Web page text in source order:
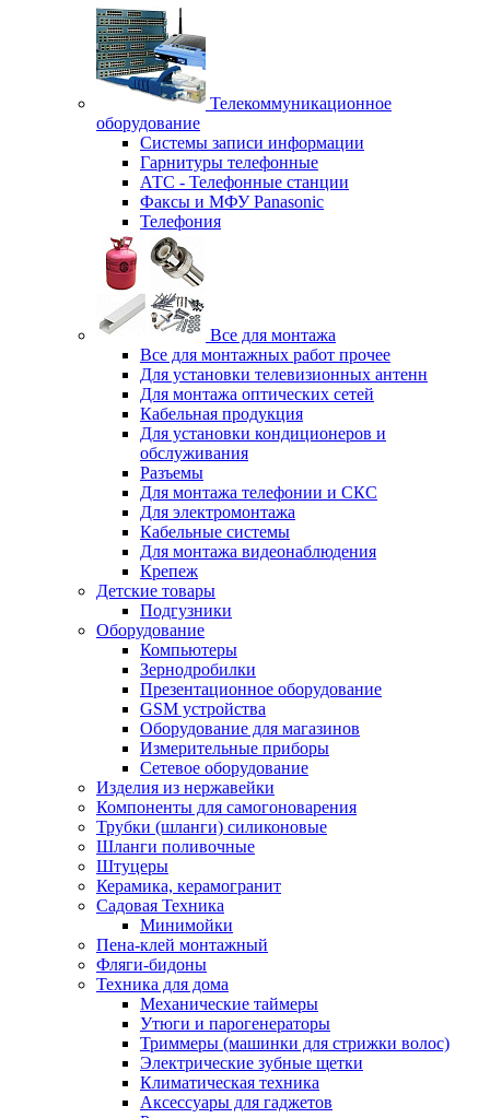
Телекоммуникационное
оборудование
Системы записи информации
Гарнитуры телефонные
АТС - Телефонные станции
Факсы и МФУ Panasonic
Телефония
Все для монтажа
Все для монтажных работ прочее
Для установки телевизионных антенн
Для монтажа оптических сетей
Кабельная продукция
Для установки кондиционеров и
обслуживания
Разъемы
Для монтажа телефонии и СКС
Для электромонтажа
Кабельные системы
Для монтажа видеонаблюдения
Крепеж
Детские товары
Подгузники
Оборудование
Компьютеры
Зернодробилки
Презентационное оборудование
GSM устройства
Оборудование для магазинов
Измерительные приборы
Сетевое оборудование
Изделия из нержавейки
Компоненты для самогоноварения
Трубки (шланги) силиконовые
Шланги поливочные
Штуцеры
Керамика, керамогранит
Садовая Техника
Минимойки
Пена-клей монтажный
Фляги-бидоны
Техника для дома
Механические таймеры
Утюги и парогенераторы
Триммеры (машинки для стрижки волос)
Электрические зубные щетки
Климатическая техника
Аксессуары для гаджетов